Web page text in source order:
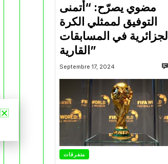
مضوي يصرّح: “أتمنى
التوفيق لممثلي الكرة
الجزائرية في المسابقات
القارية”
Septembre 17, 2024
متفرقات